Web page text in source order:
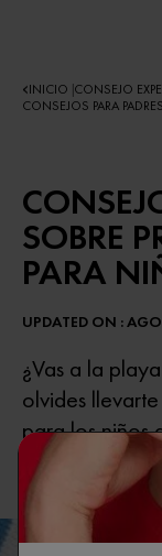
INICIO CONSEJO
CONSEJOS PARA
SOBRE
PARA
¿Vas a la
olvides
para los niños
mejores
solar durante
UPDATED ON :